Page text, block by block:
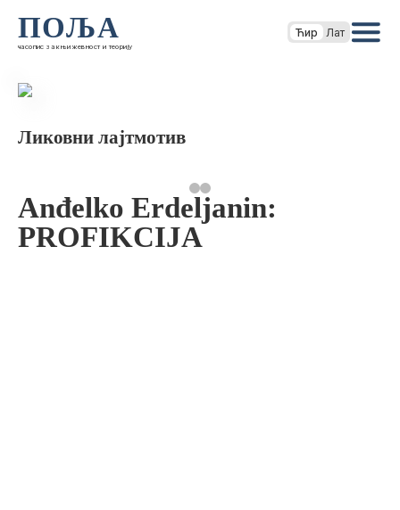
ПОЉА
часопис за књижевност и теорију
Ћир Лат
Ликовни лајтмотив
Anđelko Erdeljanin:
PROFIKCIJA